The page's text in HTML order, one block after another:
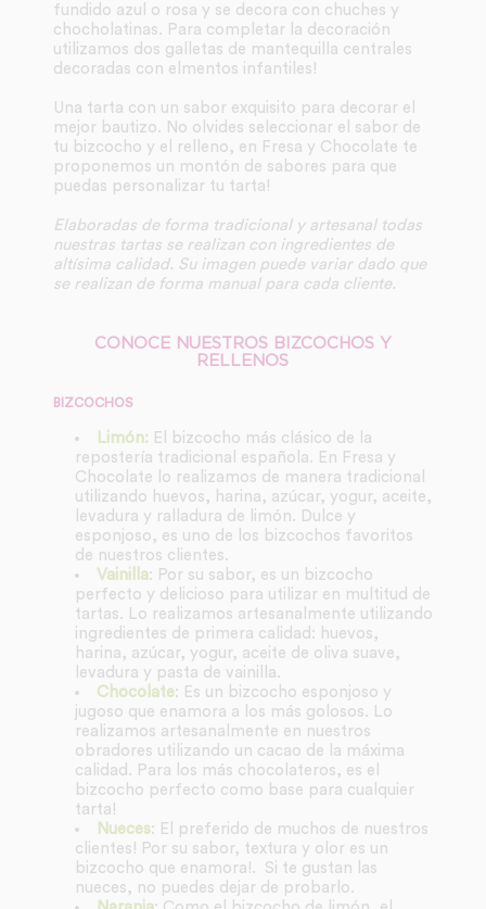
fundido azul o rosa y se decora con chuches y
chocholatinas. Para completar la decoración
utilizamos dos galletas de mantequilla centrales
decoradas con elmentos infantiles!
Una tarta con un sabor exquisito para decorar el
mejor bautizo. No olvides seleccionar el sabor de
tu bizcocho y el relleno, en Fresa y Chocolate te
proponemos un montón de sabores para que
puedas personalizar tu tarta!
Elaboradas de forma tradicional y artesanal todas
nuestras tartas se realizan con ingredientes de
altísima calidad. Su imagen puede variar dado que
se realizan de forma manual para cada cliente.
CONOCE NUESTROS BIZCOCHOS Y
RELLENOS
BIZCOCHOS
Limón: El bizcocho más clásico de la
repostería tradicional española. En Fresa y
Chocolate lo realizamos de manera tradicional
utilizando huevos, harina, azúcar, yogur, aceite,
levadura y ralladura de limón. Dulce y
esponjoso, es uno de los bizcochos favoritos
de nuestros clientes.
Vainilla: Por su sabor, es un bizcocho
perfecto y delicioso para utilizar en multitud de
tartas. Lo realizamos artesanalmente utilizando
ingredientes de primera calidad: huevos,
harina, azúcar, yogur, aceite de oliva suave,
levadura y pasta de vainilla.
Chocolate: Es un bizcocho esponjoso y
jugoso que enamora a los más golosos. Lo
realizamos artesanalmente en nuestros
obradores utilizando un cacao de la máxima
calidad. Para los más chocolateros, es el
bizcocho perfecto como base para cualquier
tarta!
Nueces: El preferido de muchos de nuestros
clientes! Por su sabor, textura y olor es un
bizcocho que enamora!. Si te gustan las
nueces, no puedes dejar de probarlo.